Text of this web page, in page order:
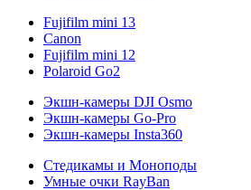
Fujifilm mini 13
Canon
Fujifilm mini 12
Polaroid Go2
Экшн-камеры DJI Osmo
Экшн-камеры Go-Pro
Экшн-камеры Insta360
Стедикамы и Моноподы
Умные очки RayBan